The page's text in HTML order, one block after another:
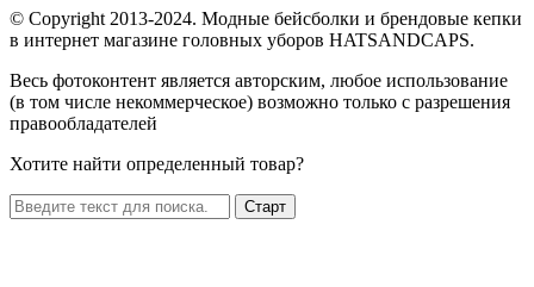
© Copyright 2013-2024. Модные бейсболки и брендовые кепки
в интернет магазине головных уборов HATSANDCAPS.
Весь фотоконтент является авторским, любое использование
(в том числе некоммерческое) возможно только с разрешения
правообладателей
Хотите найти определенный товар?
Старт